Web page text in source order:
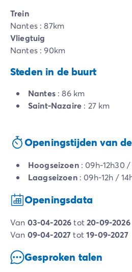
Trein
Nantes : 87km
Vliegtuig
Nantes : 90km
Steden in de buurt
Nantes : 86 km
Saint-Nazaire : 27 km
Openingstijden van
Hoogseizoen: 09h-12h30 /
Laagseizoen: 09h-12h /
Openingsdata
van 03-04-2026tot20-09-2026
van 09-04-2027tot19-09-2027
Gesproken talen